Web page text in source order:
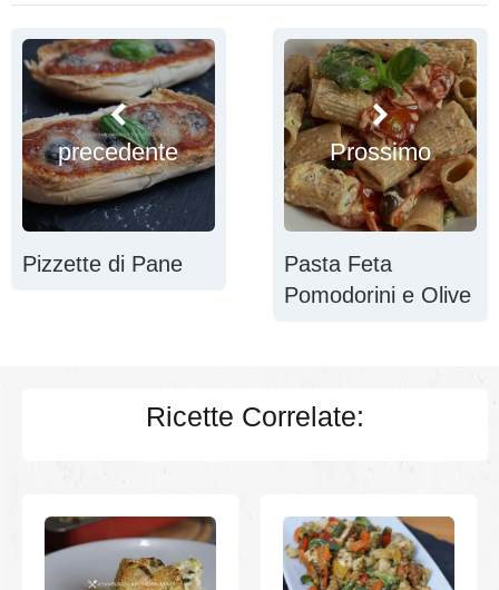
precedente
Pizzette di Pane
Prossimo
Pasta Feta
Pomodorini e Olive
Ricette Correlate: